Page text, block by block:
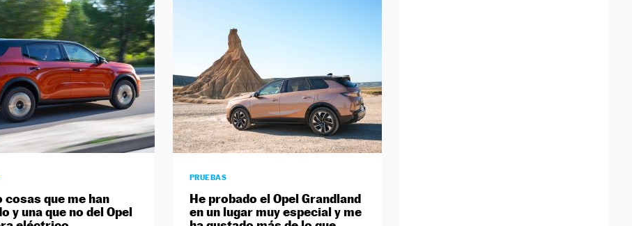
cosas que me han
y una que no del Opel
PRUEBAS
He probado el Opel Grandland
en un lugar muy especial y me